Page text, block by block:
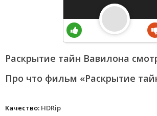
Раскрытие тайн Вавилона
Про что фильм «Раскрытие
Качество: HDRip